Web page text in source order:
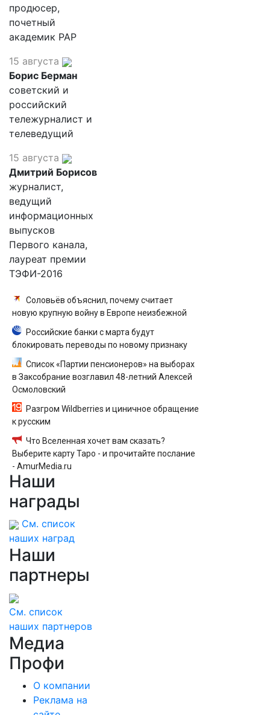
продюсер,
почетный
академик РАР
15 августа
Борис Берман
советский и
российский
тележурналист и
телеведущий
15 августа
Дмитрий Борисов
журналист,
ведущий
информационных
выпусков
Первого канала,
лауреат премии
ТЭФИ-2016
Соловьёв объяснил, почему считает
новую крупную войну в Европе неизбежной
Российские банки с марта будут
блокировать переводы по новому признаку
Список «Партии пенсионеров» на выборах
в Заксобрание возглавил 48-летний Алексей
Осмоловский
Разгром Wildberries и циничное обращение
к русским
Что Вселенная хочет вам сказать?
Выберите карту Таро - и прочитайте послание
- AmurMedia.ru
Наши
награды
См. список
наших наград
Наши
партнеры
См. список
наших партнеров
Медиа
Профи
О компании
Реклама на